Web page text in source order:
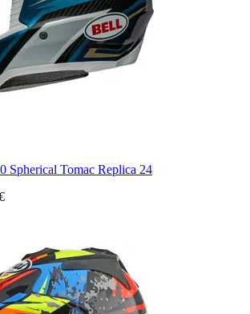
Spherical Tomac Replica 24